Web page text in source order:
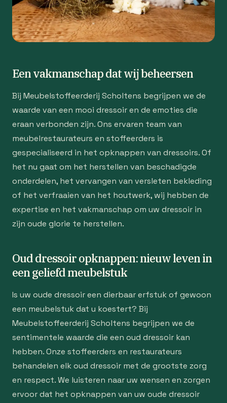
Een vakmanschap dat wij beheersen
Bij Meubelstoffeerderij Scholtens begrijpen we de
waarde van een mooi dressoir en de emoties die
eraan verbonden zijn. Ons ervaren team van
meubelrestaurateurs en stoffeerders is
gespecialiseerd in het opknappen van dressoirs. Of
het nu gaat om het herstellen van beschadigde
onderdelen, het vervangen van versleten bekleding
of het verfraaien van het houtwerk, wij hebben de
expertise en het vakmanschap om uw dressoir in
zijn oude glorie te herstellen.
Oud dressoir opknappen: nieuw leven in
een geliefd meubelstuk
Is uw oude dressoir een dierbaar erfstuk of gewoon
een meubelstuk dat u koestert? Bij
Meubelstoffeerderij Scholtens begrijpen we de
sentimentele waarde die een oud dressoir kan
hebben. Onze stoffeerders en restaurateurs
behandelen elk oud dressoir met de grootste zorg
en respect. We luisteren naar uw wensen en zorgen
ervoor dat het opknappen van uw oude dressoir